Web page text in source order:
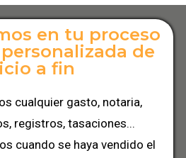
en tu proceso
de
a fin
cualquier gasto, notaria,
registros, tasaciones...
cuando se haya vendido el